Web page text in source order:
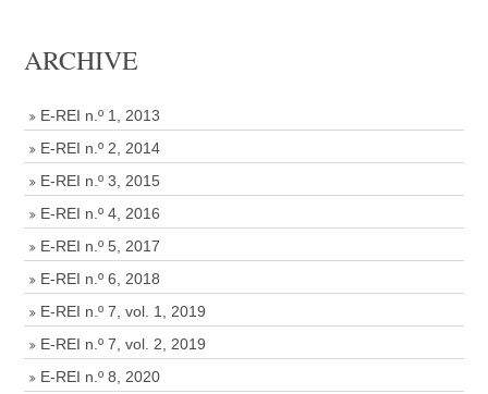
ARCHIVE
E-REI n.º 1, 2013
E-REI n.º 2, 2014
E-REI n.º 3, 2015
E-REI n.º 4, 2016
E-REI n.º 5, 2017
E-REI n.º 6, 2018
E-REI n.º 7, vol. 1, 2019
E-REI n.º 7, vol. 2, 2019
E-REI n.º 8, 2020